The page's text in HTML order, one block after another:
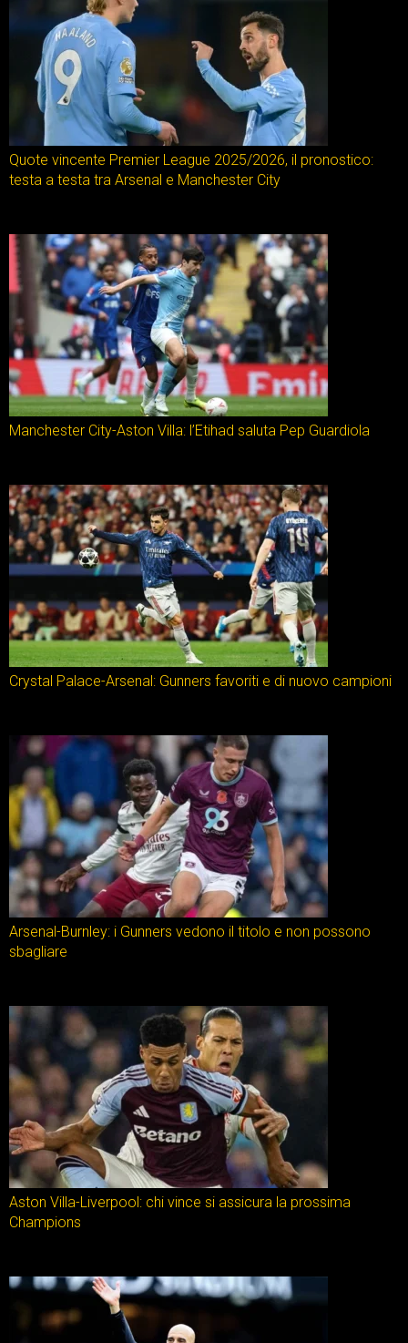
Quote vincente Premier League 2025/2026, il pronostico:
testa a testa tra Arsenal e Manchester City
Manchester City-Aston Villa: l’Etihad saluta Pep Guardiola
Crystal Palace-Arsenal: Gunners favoriti e di nuovo campioni
Arsenal-Burnley: i Gunners vedono il titolo e non possono
sbagliare
Aston Villa-Liverpool: chi vince si assicura la prossima
Champions